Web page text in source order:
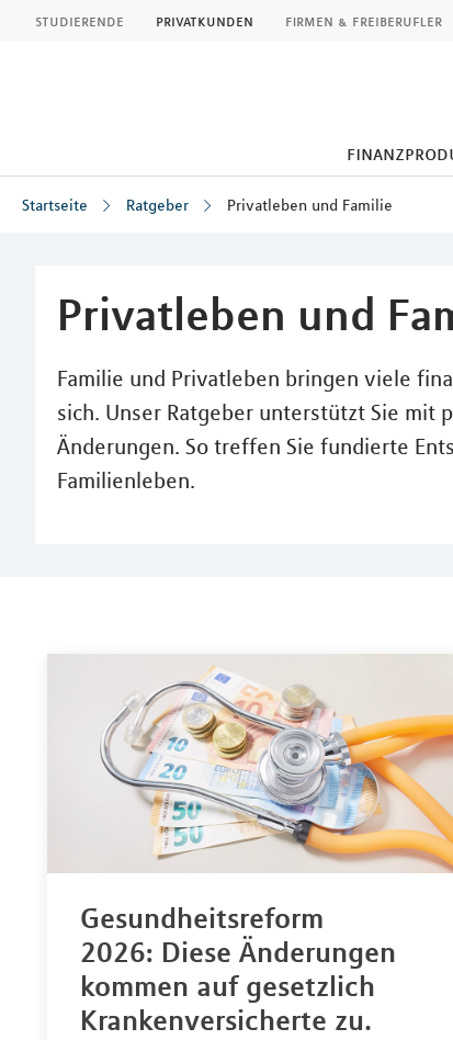
studierende privatkunden firmen & freiberufler
Startseite Ratgeber Privatleben und Familie
Privatleben und
Familie und Privatleben bringen viele
sich. Unser Ratgeber unterstützt Sie mit
Änderungen. So treffen Sie fundierte
Familienleben.
Gesundheitsreform
2026: Diese Änderungen
kommen auf gesetzlich
Krankenversicherte zu.